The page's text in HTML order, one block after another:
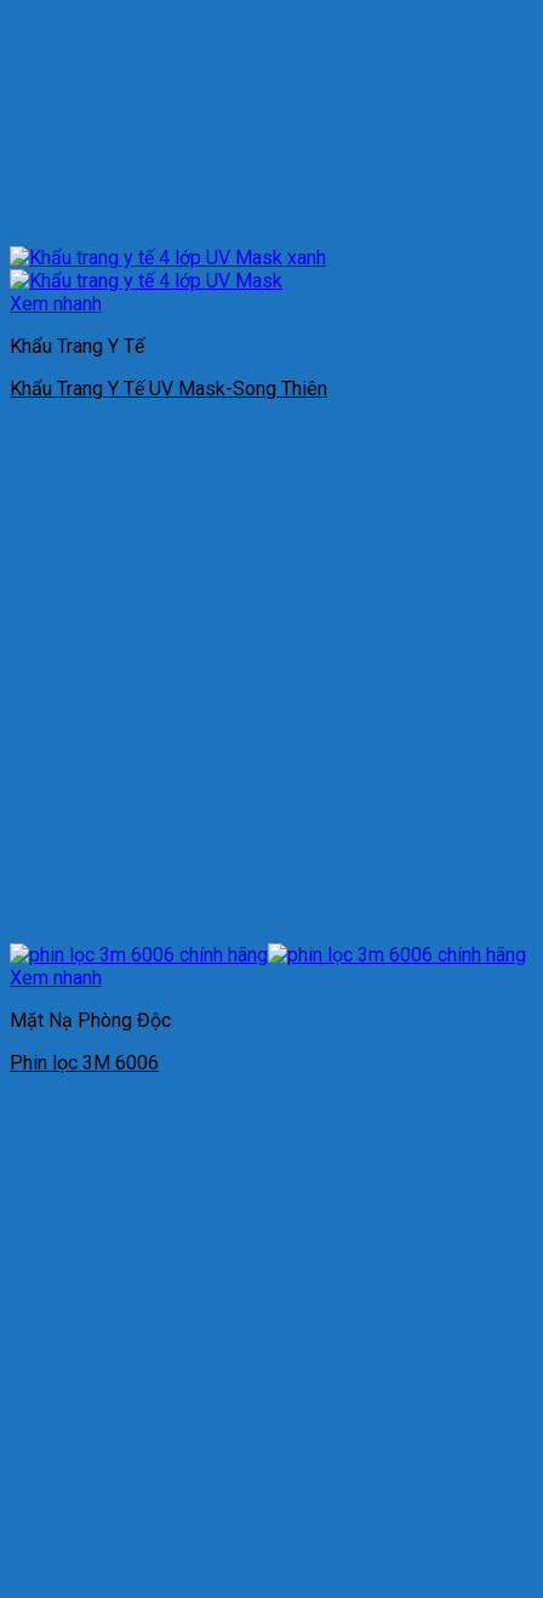
Xem nhanh
Khẩu Trang Y Tế
Khẩu Trang Y Tế UV Mask-Song Thiên
Xem nhanh
Mặt Nạ Phòng Độc
Phin lọc 3M 6006